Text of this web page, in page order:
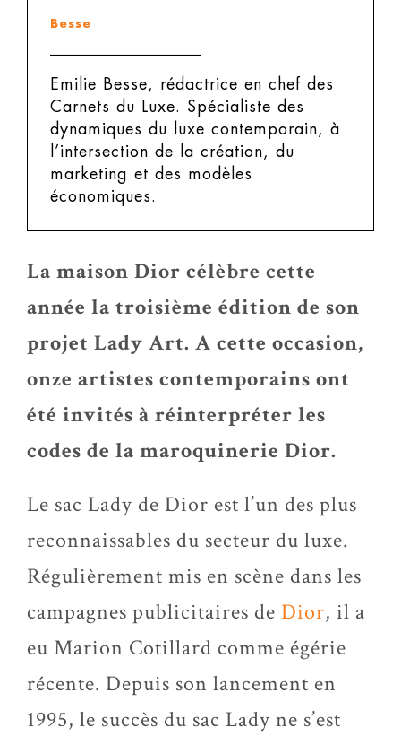
Besse
Emilie Besse, rédactrice en chef des
Carnets du Luxe.
Spécialiste des
dynamiques du luxe contemporain, à
l’intersection de la création, du
marketing et des modèles
économiques.
La maison Dior célèbre cette
année la troisième édition de son
projet Lady Art. A cette occasion,
onze artistes contemporains ont
été invités à réinterpréter les
codes de la maroquinerie Dior.
Le sac Lady de Dior est l’un des plus
reconnaissables du secteur du luxe.
Régulièrement mis en scène dans les
campagnes publicitaires de Dior, il a
eu Marion Cotillard comme égérie
récente. Depuis son lancement en
1995, le succès du sac Lady ne s’est